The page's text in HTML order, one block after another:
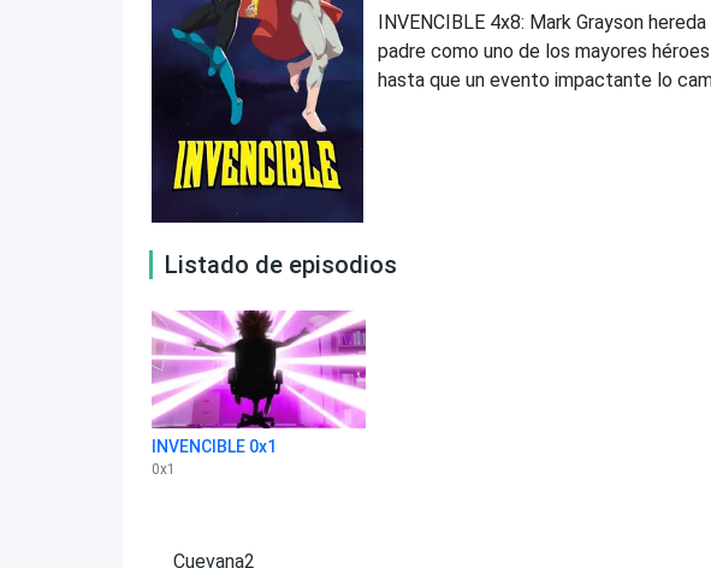
INVENCIBLE 4x8: Mark Grayson
padre como uno de los mayores
hasta que un evento impactante lo
Listado de episodios
INVENCIBLE 0x1
0x1
Cuevana2